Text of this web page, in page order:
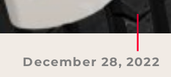
December 28, 2022